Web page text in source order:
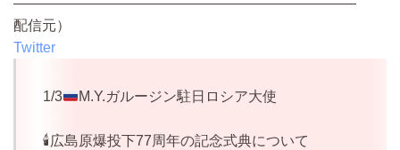
————————————————————————
配信元）
Twitter
1/3 M.Y.ガルージン駐日ロシア大使
🕯広島原爆投下77周年の記念式典について